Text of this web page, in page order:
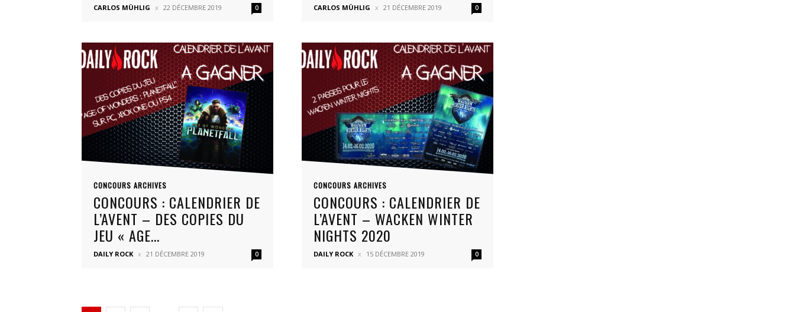
CARLOS MÜHLIG 22 DÉCEMBRE 2019 0 CARLOS MÜHLIG 21 DÉCEMBRE 2019 0
CONCOURS ARCHIVES
CONCOURS : CALENDRIER DE
L’AVENT – DES COPIES DU
JEU « AGE...
DAILY ROCK 21 DÉCEMBRE 2019 0
CONCOURS ARCHIVES
CONCOURS : CALENDRIER DE
L’AVENT – WACKEN WINTER
NIGHTS 2020
DAILY ROCK 15 DÉCEMBRE 2019 0